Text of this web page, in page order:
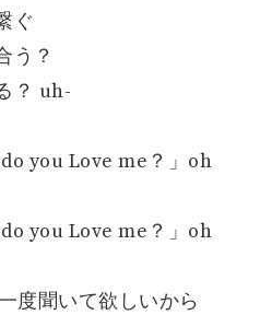
ぐ
う？
？ uh-
do you Love me？」oh
do you Love me？」oh
度聞いて欲しいから